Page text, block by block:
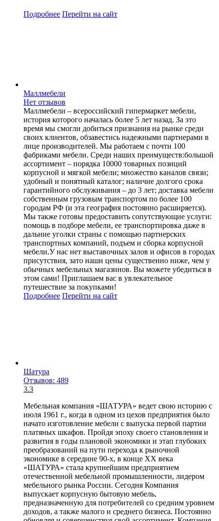
Подробнее Перейти на сайт
Маллмебели
Нет отзывов
Маллмебели – всероссийский гипермаркет мебели,
история которого началась более 5 лет назад. За это
время мы смогли добиться признания на рынке среди
своих клиентов, обзавестись надежными партнерами в
лице производителей. Мы работаем с почти 100
фабриками мебели. Среди наших преимуществ:большой
ассортимент – порядка 10000 товарных позиций
корпусной и мягкой мебели; множество каналов связи;
удобный и понятный каталог; наличие долгого срока
гарантийного обслуживания – до 3 лет; доставка мебели
собственным грузовым транспортом по более 100
городам РФ (и эта география постоянно расширяется).
Мы также готовы предоставить сопутствующие услуги:
помощь в подборе мебели, ее транспортировка даже в
дальние уголки страны с помощью партнерских
транспортных компаний, подъем и сборка корпусной
мебели.У нас нет выставочных залов и офисов в городах
присутствия, зато наши цены существенно ниже, чем у
обычных мебельных магазинов. Вы можете убедиться в
этом сами! Приглашаем вас в увлекательное
путешествие за покупками!
Подробнее Перейти на сайт
Шатура
Отзывов: 489
3.3
Мебельная компания «ШАТУРА» ведет свою историю с
июля 1961 г., когда в одном из цехов предприятия было
начато изготовление мебели с выпуска первой партии
платяных шкафов. Пройдя эпоху своего становления и
развития в годы плановой экономики и этап глубоких
преобразований на пути перехода к рыночной
экономике в середине 90-х, в конце XX века
«ШАТУРА» стала крупнейшим предприятием
отечественной мебельной промышленности, лидером
мебельного рынка России. Сегодня Компания
выпускает корпусную бытовую мебель,
предназначенную для потребителей со средним уровнем
доходов, а также малого и среднего бизнеса. Постоянно